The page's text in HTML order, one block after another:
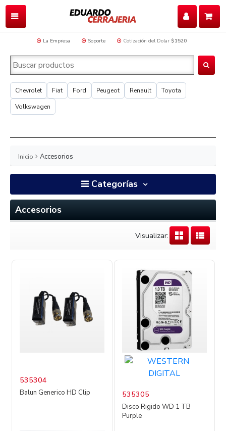
La Empresa Soporte Cotización del Dolar $1520
Chevrolet Fiat Ford Peugeot Renault
Toyota
Volkswagen
Inicio Accesorios
Categorías
Accesorios
Visualizar:
535304
Balun Generico HD Clip 535305
Disco Rigido WD 1 TB
Purple